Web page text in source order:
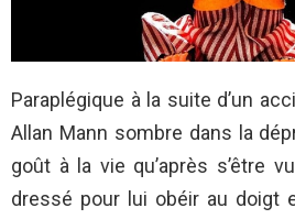
Paraplégique à la suite d’un
Allan Mann sombre dans la
goût à la vie qu’après s’être
dressé pour lui obéir au doigt